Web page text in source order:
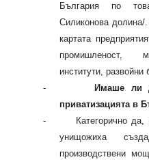
България по
Силиконова долина/.
картата
промишленост,
институти, развойни
-
Имаше ли
приватизацията в
-
Категорично
унищожиха
производствени